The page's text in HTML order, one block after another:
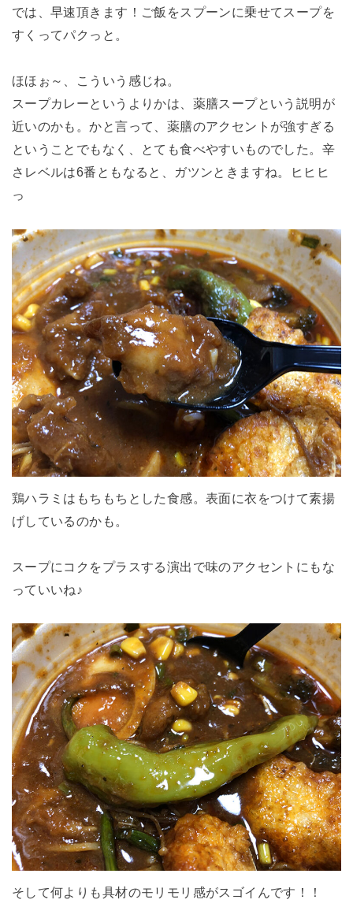
では、早速頂きます！ご飯をスプーンに乗せてスープを
すくってパクっと。
ほほぉ～、こういう感じね。
スープカレーというよりかは、薬膳スープという説明が
近いのかも。かと言って、薬膳のアクセントが強すぎる
ということでもなく、とても食べやすいものでした。辛
さレベルは6番ともなると、ガツンときますね。ヒヒヒ
っ
鶏ハラミはもちもちとした食感。表面に衣をつけて素揚
げしているのかも。
スープにコクをプラスする演出で味のアクセントにもな
っていいね♪
そして何よりも具材のモリモリ感がスゴイんです！！